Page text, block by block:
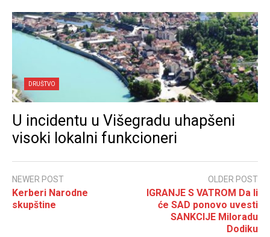
DRUŠTVO
U incidentu u Višegradu uhapšeni
visoki lokalni funkcioneri
NEWER POST
Kerberi Narodne
skupštine
OLDER POST
IGRANJE S VATROM Da li
će SAD ponovo uvesti
SANKCIJE Miloradu
Dodiku